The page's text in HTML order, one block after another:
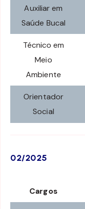
Auxiliar em
Saúde Bucal
Técnico em
Meio
Ambiente
Orientador
Social
02/2025
Cargos